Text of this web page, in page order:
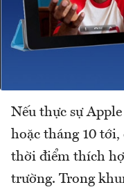
Nếu thực sự
hoặc tháng 10
thời điểm thích
trường. Trong